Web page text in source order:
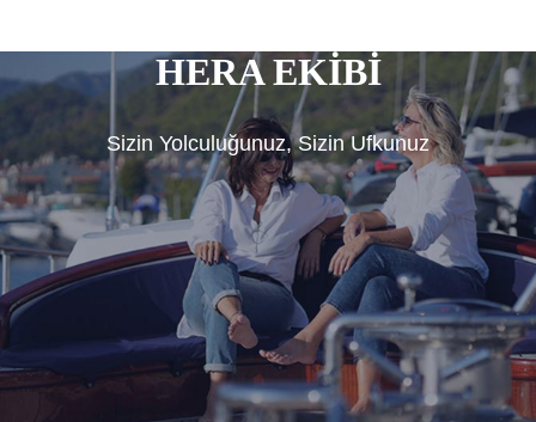
HERA EKİBİ
Sizin Yolculuğunuz, Sizin Ufkunuz